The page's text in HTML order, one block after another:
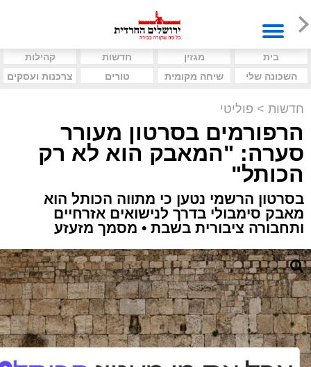
בית מגזין חדשות
קהילות
השכונה שלי
שיחה מקומית טורים צרכנות ועסקים
חדשות > פוליטי
הרפורמים בסרטון מעורר
סערה: "המאבק הוא לא רק
הכותל"
בסרטון הרשמי נטען כי מתווה הכותל הוא
מאבק סימבולי בדרך לנישואים אזרחיים
ותחבורה ציבורית בשבת • מסמך מזעזע